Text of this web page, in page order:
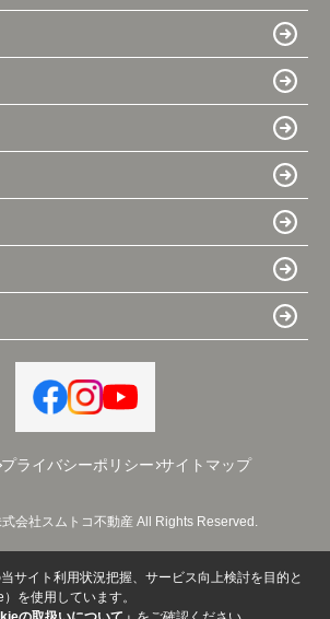
プライバシーポリシー サイトマップ
会社スムトコ不動産 All Rights Reserved.
サイト利用状況把握、サービス向上検討を目的と
を使用しています。